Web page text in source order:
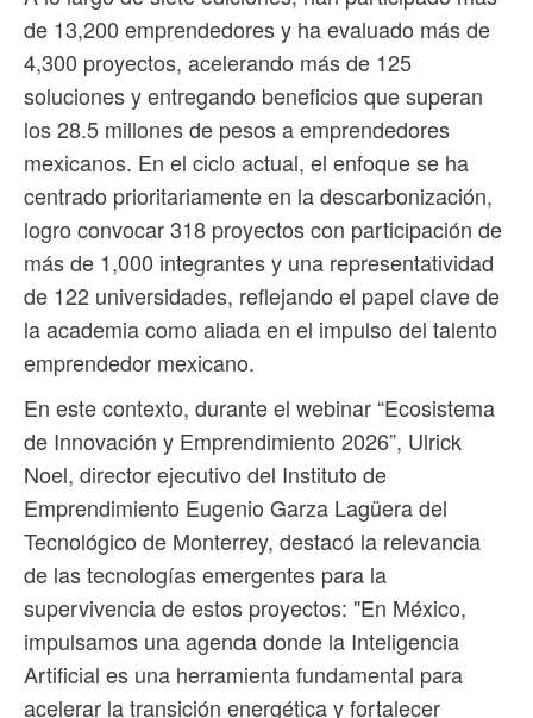
de 13,200 emprendedores y ha evaluado más de
4,300 proyectos, acelerando más de 125
soluciones y entregando beneficios que superan
los 28.5 millones de pesos a emprendedores
mexicanos. En el ciclo actual, el enfoque se ha
centrado prioritariamente en la descarbonización,
logro convocar 318 proyectos con participación de
más de 1,000 integrantes y una representatividad
de 122 universidades, reflejando el papel clave de
la academia como aliada en el impulso del talento
emprendedor mexicano.
En este contexto, durante el webinar “Ecosistema
de Innovación y Emprendimiento 2026”, Ulrick
Noel, director ejecutivo del Instituto de
Emprendimiento Eugenio Garza Lagüera del
Tecnológico de Monterrey, destacó la relevancia
de las tecnologías emergentes para la
supervivencia de estos proyectos: "En México,
impulsamos una agenda donde la Inteligencia
Artificial es una herramienta fundamental para
acelerar la transición energética y fortalecer